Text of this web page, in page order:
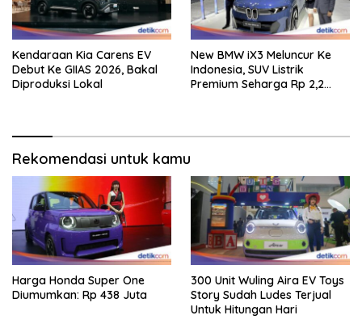
Kendaraan Kia Carens EV
Debut Ke GIIAS 2026, Bakal
Diproduksi Lokal
New BMW iX3 Meluncur Ke
Indonesia, SUV Listrik
Premium Seharga Rp 2,2
Rekomendasi untuk kamu
Harga Honda Super One
Diumumkan: Rp 438 Juta
300 Unit Wuling Aira EV Toys
Story Sudah Ludes Terjual
Untuk Hitungan Hari